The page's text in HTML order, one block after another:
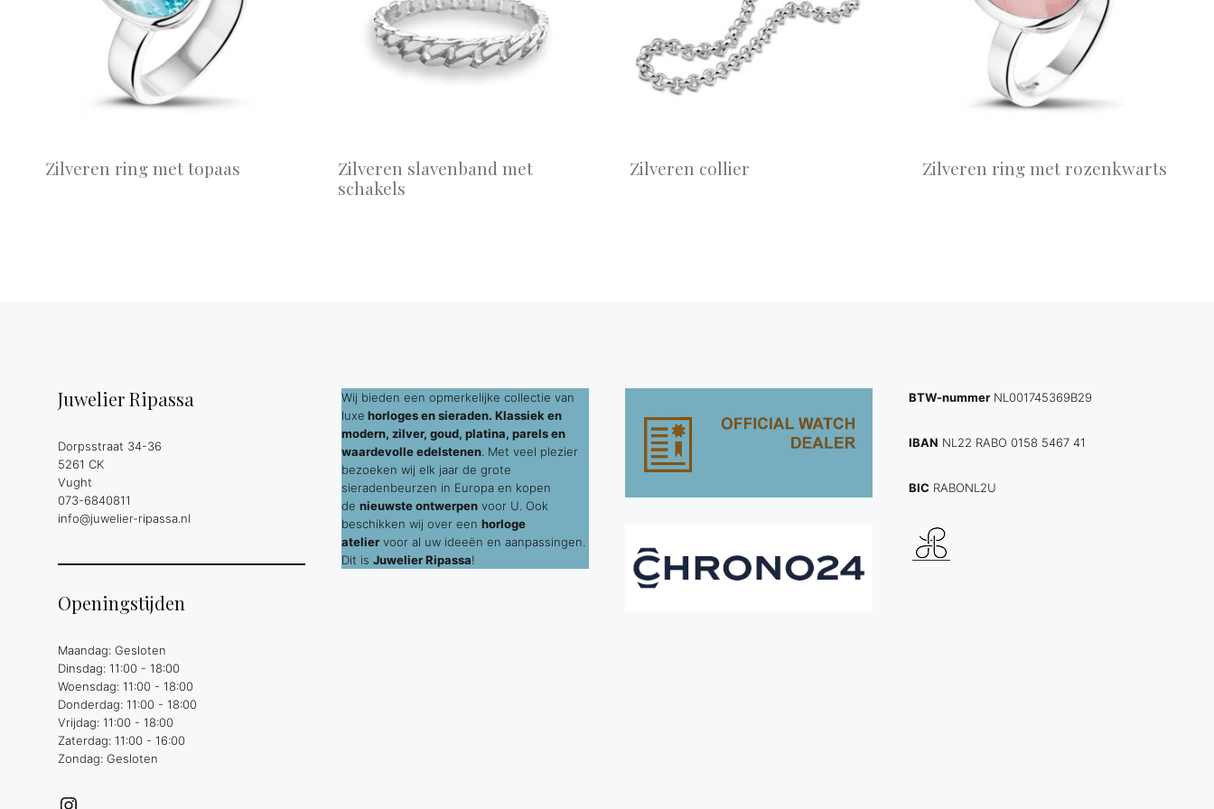
Zilveren ring met topaas
Zilveren slavenband met
schakels
Zilveren collier Zilveren ring met rozenkwarts
Juwelier Ripassa
Dorpsstraat 34-36
5261 CK
Vught
073-6840811
info@juwelier-ripassa.nl
Openingstijden
Maandag: Gesloten
Dinsdag: 11:00 - 18:00
Woensdag: 11:00 - 18:00
Donderdag: 11:00 - 18:00
Vrijdag: 11:00 - 18:00
Zaterdag: 11:00 - 16:00
Zondag: Gesloten
Wij bieden een opmerkelijke collectie van
luxe horloges en sieraden. Klassiek en
modern, zilver, goud, platina, parels en
waardevolle edelstenen. Met veel plezier
bezoeken wij elk jaar de grote
sieradenbeurzen in Europa en kopen
de nieuwste ontwerpen voor U. Ook
beschikken wij over een horloge
atelier voor al uw ideeën en aanpassingen.
Dit is Juwelier Ripassa!
BTW-nummer NL001745369B29
IBAN NL22 RABO 0158 5467 41
BIC RABONL2U